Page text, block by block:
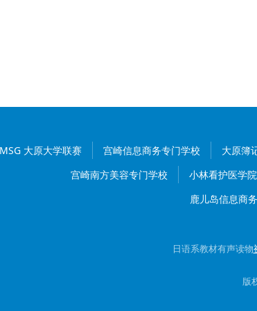
MSG 大原大学联赛 宫崎信息商务专门学校 大原簿
宫崎南方美容专门学校
小林看护医学院
鹿儿岛信息商
日语系教材有声读物
版